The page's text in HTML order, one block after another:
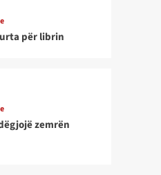
për librin
zemrën